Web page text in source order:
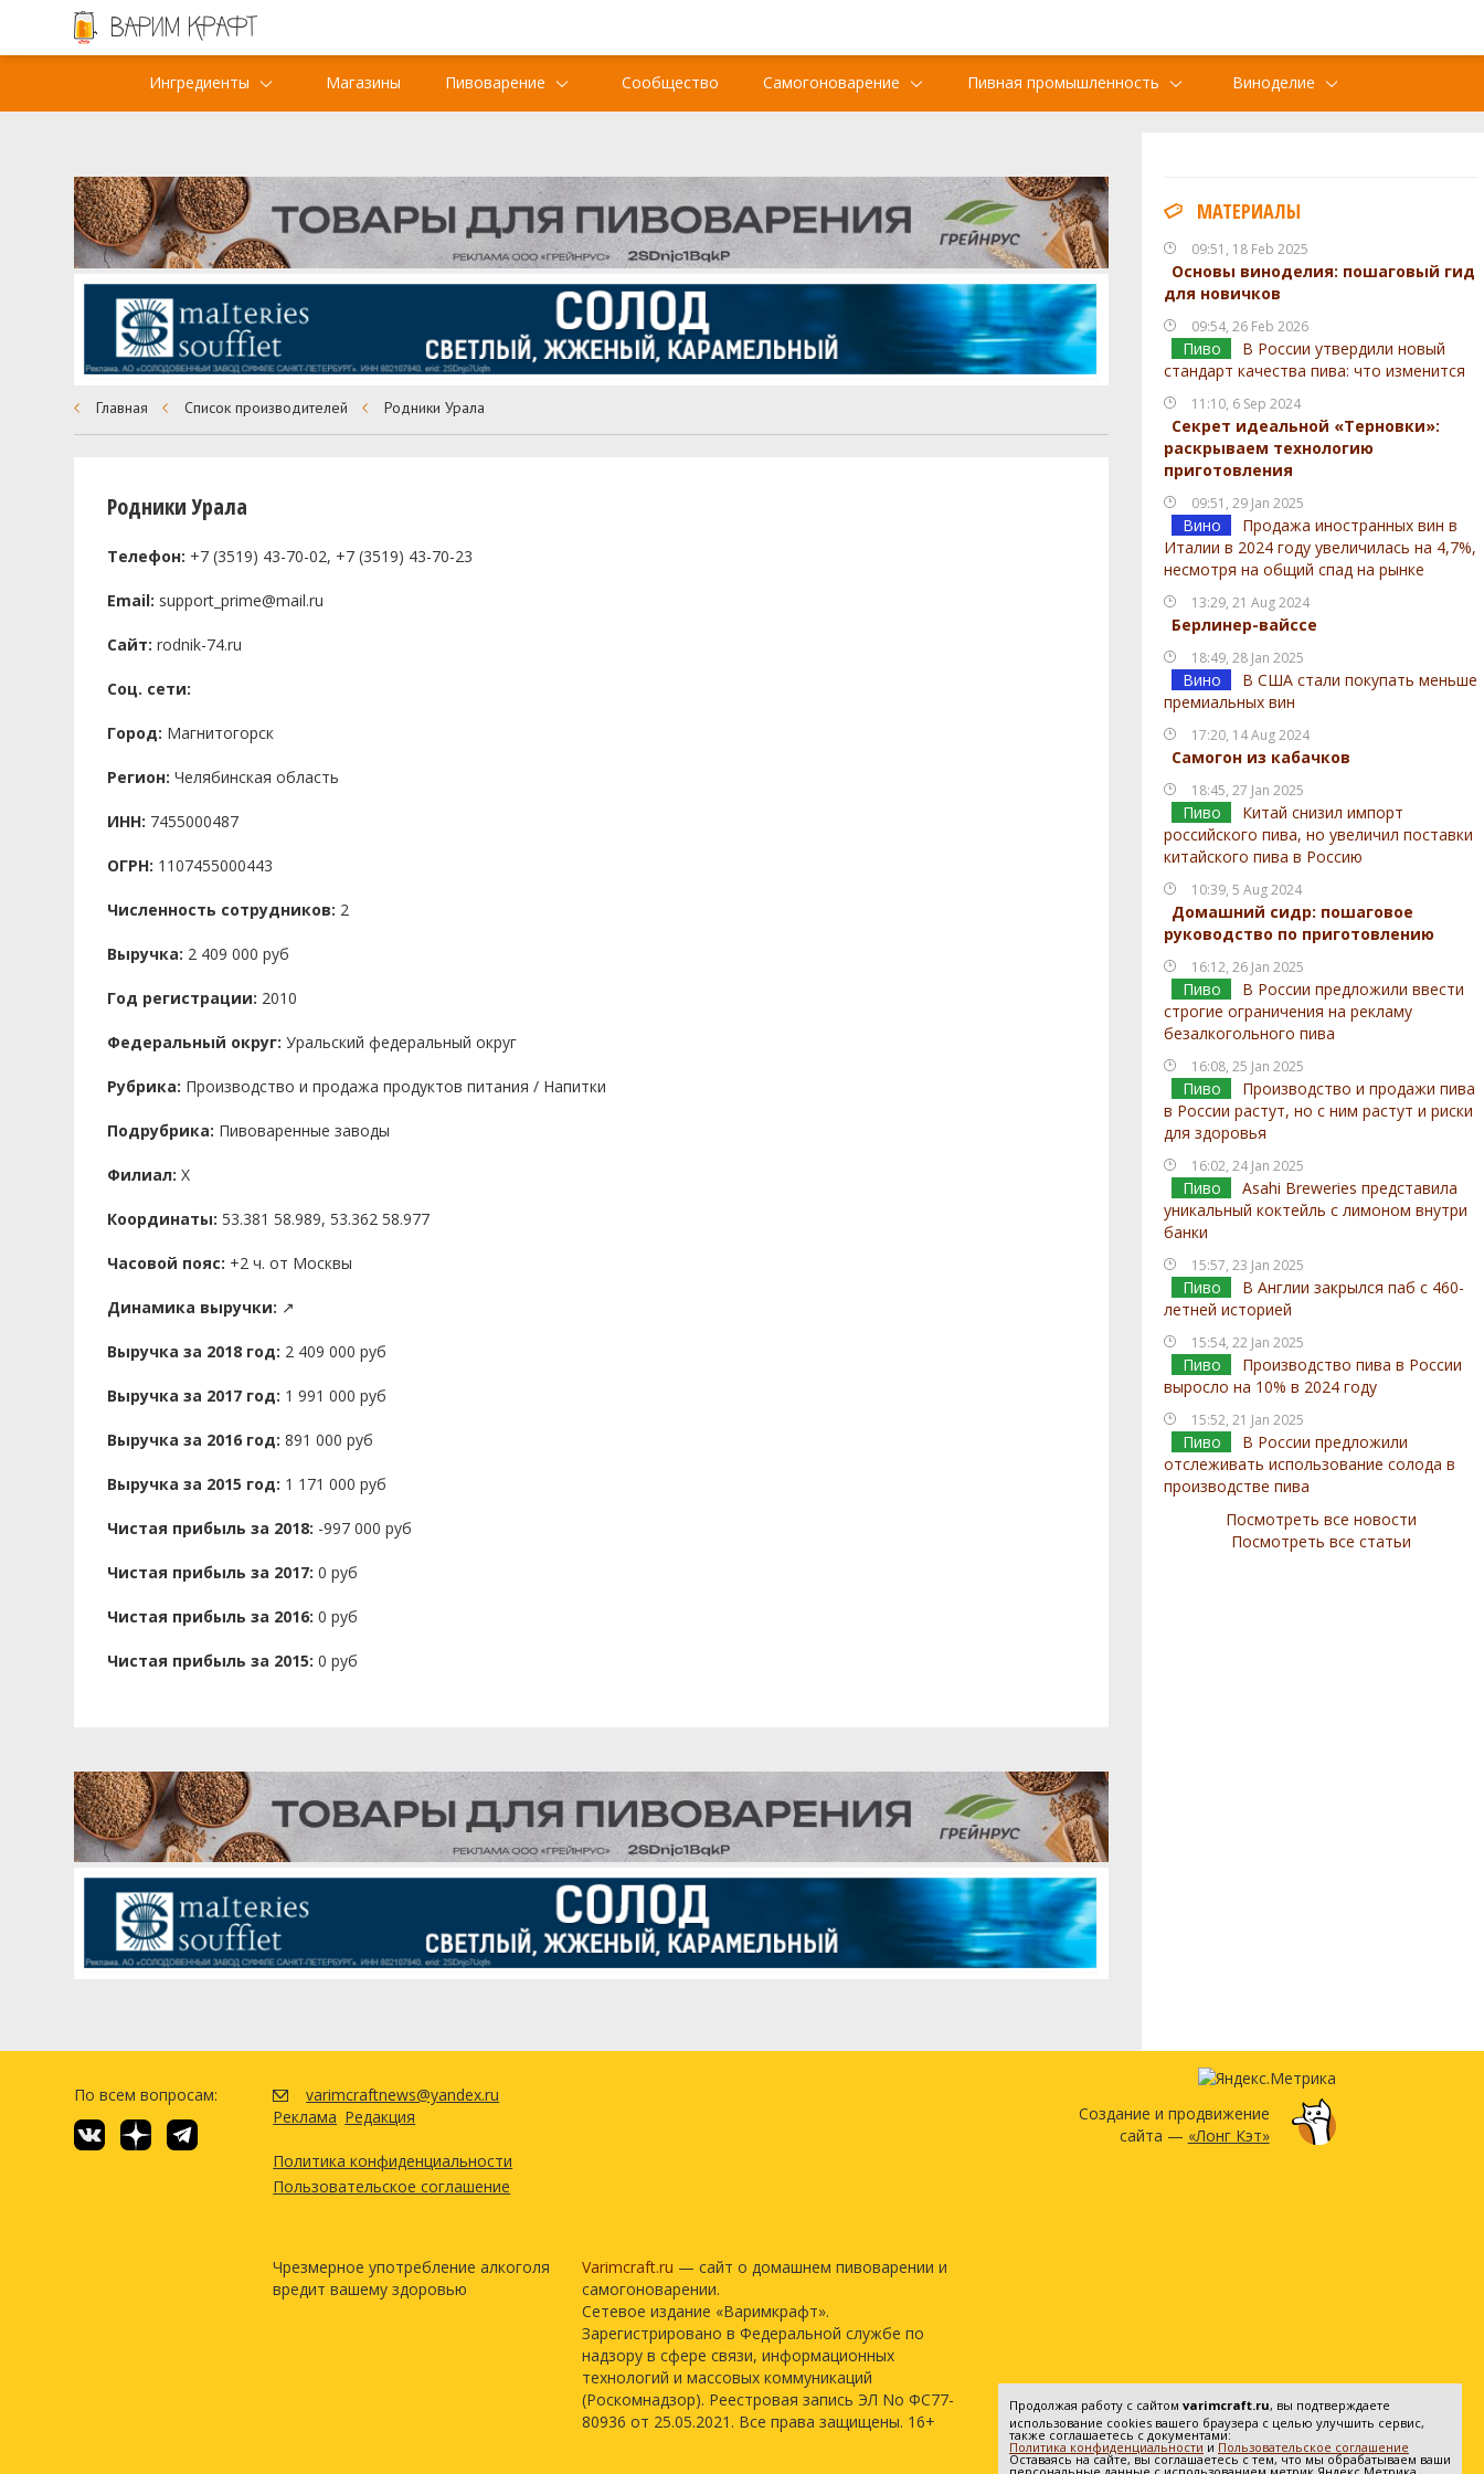
Ингредиенты Магазины Пивоварение Сообщество Самогоноварение Пивная промышленность Виноделие
МАТЕРИАЛЫ
09:51, 18 Feb 2025
Основы виноделия: пошаговый гид
для новичков
09:54, 26 Feb 2026
Пиво
В России утвердили новый
стандарт качества пива: что изменится
11:10, 6 Sep 2024
Секрет идеальной «Терновки»:
раскрываем технологию
приготовления
09:51, 29 Jan 2025
Вино
Продажа иностранных вин в
Италии в 2024 году увеличилась на 4,7%,
несмотря на общий спад на рынке
13:29, 21 Aug 2024
Берлинер-вайссе
18:49, 28 Jan 2025
Вино
В США стали покупать меньше
премиальных вин
17:20, 14 Aug 2024
Самогон из кабачков
18:45, 27 Jan 2025
Пиво
Китай снизил импорт
российского пива, но увеличил поставки
китайского пива в Россию
10:39, 5 Aug 2024
Домашний сидр: пошаговое
руководство по приготовлению
16:12, 26 Jan 2025
Пиво
В России предложили ввести
строгие ограничения на рекламу
безалкогольного пива
16:08, 25 Jan 2025
Пиво
Производство и продажи пива
в России растут, но с ним растут и риски
для здоровья
16:02, 24 Jan 2025
Пиво
Asahi Breweries представила
уникальный коктейль с лимоном внутри
банки
15:57, 23 Jan 2025
Пиво
В Англии закрылся паб с 460-
летней историей
15:54, 22 Jan 2025
Пиво
Производство пива в России
выросло на 10% в 2024 году
15:52, 21 Jan 2025
Пиво
В России предложили
отслеживать использование солода в
производстве пива
Посмотреть все новости
Посмотреть все статьи
Главная Список производителей Родники Урала
Родники Урала
Телефон: +7 (3519) 43-70-02, +7 (3519) 43-70-23
Email: support_prime@mail.ru
Сайт: rodnik-74.ru
Соц. сети:
Город: Магнитогорск
Регион: Челябинская область
ИНН: 7455000487
ОГРН: 1107455000443
Численность сотрудников: 2
Выручка: 2 409 000 руб
Год регистрации: 2010
Федеральный округ: Уральский федеральный округ
Рубрика: Производство и продажа продуктов питания / Напитки
Подрубрика: Пивоваренные заводы
Филиал: X
Координаты: 53.381 58.989, 53.362 58.977
Часовой пояс: +2 ч. от Москвы
Динамика выручки: ↗
Выручка за 2018 год: 2 409 000 руб
Выручка за 2017 год: 1 991 000 руб
Выручка за 2016 год: 891 000 руб
Выручка за 2015 год: 1 171 000 руб
Чистая прибыль за 2018: -997 000 руб
Чистая прибыль за 2017: 0 руб
Чистая прибыль за 2016: 0 руб
Чистая прибыль за 2015: 0 руб
По всем вопросам:
varimcraftnews@yandex.ru
Реклама Редакция
Политика конфиденциальности
Пользовательское соглашение
Чрезмерное употребление алкоголя
вредит вашему здоровью
Varimcraft.ru — сайт о домашнем пивоварении и
самогоноварении.
Сетевое издание «Варимкрафт».
Зарегистрировано в Федеральной службе по
надзору в сфере связи, информационных
технологий и массовых коммуникаций
(Роскомнадзор). Реестровая запись ЭЛ No ФС77-
80936 от 25.05.2021. Все права защищены. 16+
Создание и продвижение
сайта — «Лонг Кэт»
Продолжая работу с сайтом varimcraft.ru, вы подтверждаете
использование cookies вашего браузера с целью улучшить сервис,
также соглашаетесь с документами:
Политика конфиденциальности и Пользовательское соглашение
Оставаясь на сайте, вы соглашаетесь с тем, что мы обрабатываем ваши